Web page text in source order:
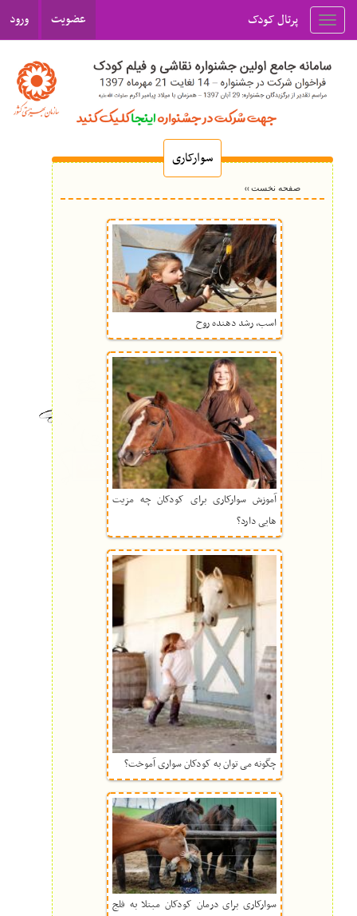
ورود عضویت پرتال کودک
سوارکاری
صفحه نخست››
اسب، رشد دهنده روح
آموزش سوارکاری برای کودکان چه مزیت
هایی دارد؟
چگونه می توان به کودکان سواری آموخت؟
سوارکاری برای درمان کودکان مبتلا به فلج